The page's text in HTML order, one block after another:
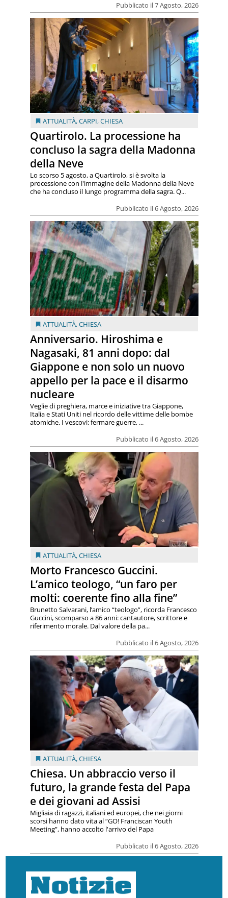
Pubblicato il 7 Agosto, 2026
ATTUALITÀ,CARPI,CHIESA
Quartirolo. La processione ha
concluso la sagra della Madonna
della Neve
Pubblicato il 6 Agosto, 2026
Lo scorso 5 agosto, a Quartirolo, si è svolta la
processione con l'immagine della Madonna della Neve
che ha concluso il lungo programma della sagra. Q...
ATTUALITÀ,CHIESA
Anniversario. Hiroshima e
Nagasaki, 81 anni dopo: dal
Giappone e non solo un nuovo
appello per la pace e il disarmo
nucleare
Pubblicato il 6 Agosto, 2026
Veglie di preghiera, marce e iniziative tra Giappone,
Italia e Stati Uniti nel ricordo delle vittime delle bombe
atomiche. I vescovi: fermare guerre, ...
ATTUALITÀ,CHIESA
Morto Francesco Guccini.
L’amico teologo, “un faro per
molti: coerente fino alla fine”
Pubblicato il 6 Agosto, 2026
Brunetto Salvarani, l’amico “teologo”, ricorda Francesco
Guccini, scomparso a 86 anni: cantautore, scrittore e
riferimento morale. Dal valore della pa...
ATTUALITÀ,CHIESA
Chiesa. Un abbraccio verso il
futuro, la grande festa del Papa
e dei giovani ad Assisi
Pubblicato il 6 Agosto, 2026
Migliaia di ragazzi, italiani ed europei, che nei giorni
scorsi hanno dato vita al “GO! Franciscan Youth
Meeting”, hanno accolto l'arrivo del Papa